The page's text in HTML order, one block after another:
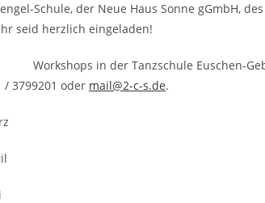
Schule, der Neue Haus Sonne gGmbH,
seid herzlich eingeladen!
Workshops in der Tanzschule
/ 3799201 oder mail@2-c-s.de.